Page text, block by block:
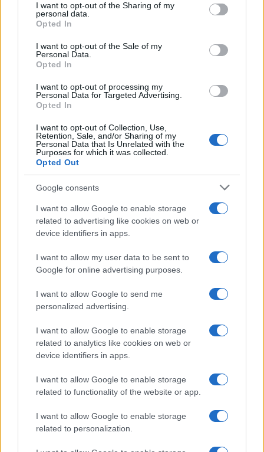
not limited to your visit or usage behaviour. You may click to
grant or deny consent to Google and its third-party tags to
use your data for below specified purposes in below Google
consent section.
I want to opt-out of the Sharing of my
personal data.
Opted In
I want to opt-out of the Sale of my
Personal Data.
Opted In
I want to opt-out of processing my
Personal Data for Targeted Advertising.
Opted In
I want to opt-out of Collection, Use,
Retention, Sale, and/or Sharing of my
Personal Data that Is Unrelated with the
Purposes for which it was collected.
Opted Out
Google consents
I want to allow Google to enable storage
related to advertising like cookies on web or
device identifiers in apps.
I want to allow my user data to be sent to
Google for online advertising purposes.
I want to allow Google to send me
personalized advertising.
I want to allow Google to enable storage
related to analytics like cookies on web or
device identifiers in apps.
I want to allow Google to enable storage
related to functionality of the website or app.
I want to allow Google to enable storage
related to personalization.
Όταν οι αποχωρήσεις είναι περισσότερες από τους
μεταφέρονται και διογκώνονται από χρονιά σε χρονιά.
Ιδιαίτερη αναφορά γίνεται στις οργανικές ανάγκες του
Η ΠΕΚΑΓΕΠΕ αναφέρει ότι, με βάση εγκύκλιο του
Υπουργείου Παιδείας του 2023 για τη σύσταση νέων
Εκπαίδευσης είχαν δηλώσει 112 οργανικές ανάγκες για
Τρία χρόνια μετά, όπως τονίζει η Ένωση, ο αριθμός
αυτός εξακολουθεί να μην έχει ληφθεί υπόψη στην
Για τον κλάδο, οι 112 δηλωμένες οργανικές ανάγκες
αποτελούν κρίσιμο στοιχείο, καθώς δείχνουν ότι
υπάρχουν καταγεγραμμένες ανάγκες που δεν έχουν
Περιοχές χωρίς καθηγητές Γερμανικών
ανακοίνωση, από τις περιορισμένες προσλήψεις
αναπληρωτών.
Η Ένωση αναφέρει ότι ολόκληρες περιοχές της χώρας
έμειναν χωρίς εκπαιδευτικούς ΠΕ07, με αποτέλεσμα
μαθητές να στερηθούν τη διδασκαλία του μαθήματος για